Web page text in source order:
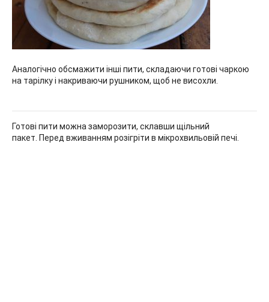
Аналогічно обсмажити інші пити, складаючи готові чаркою
на тарілку і накриваючи рушником, щоб не висохли.
Готові пити можна заморозити, склавши щільний
пакет. Перед вживанням розігріти в мікрохвильовій печі.